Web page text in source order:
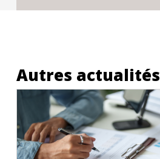
Autres actualités